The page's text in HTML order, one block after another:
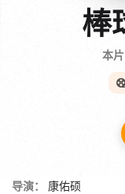
棒
本
导演：
康佑硕